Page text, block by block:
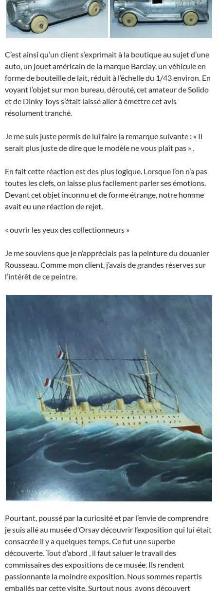
C’est ainsi qu’un client s’exprimait à la boutique au sujet d’une
auto, un jouet américain de la marque Barclay, un véhicule en
forme de bouteille de lait, réduit à l’échelle du 1/43 environ. En
voyant l’objet sur mon bureau, dérouté, cet amateur de Solido
et de Dinky Toys s’était laissé aller à émettre cet avis
résolument tranché.
Je me suis juste permis de lui faire la remarque suivante : « Il
serait plus juste de dire que le modèle ne vous plaît pas » .
En fait cette réaction est des plus logique. Lorsque l’on n’a pas
toutes les clefs, on laisse plus facilement parler ses émotions.
Devant cet objet inconnu et de forme étrange, notre homme
avait eu une réaction de rejet.
« ouvrir les yeux des collectionneurs »
Je me souviens que je n’appréciais pas la peinture du douanier
Rousseau. Comme mon client, j’avais de grandes réserves sur
l’intérêt de ce peintre.
Pourtant, poussé par la curiosité et par l’envie de comprendre
je suis allé au musée d’Orsay découvrir l’exposition qui lui était
consacrée il y a quelques temps. Ce fut une superbe
découverte. Tout d’abord , il faut saluer le travail des
commissaires des expositions de ce musée. Ils rendent
passionnante la moindre exposition. Nous sommes repartis
emballés par cette visite. Surtout nous avons découvert